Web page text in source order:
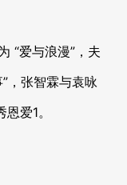
“爱与浪漫”，夫
，张智霖与袁咏
恩爱1。